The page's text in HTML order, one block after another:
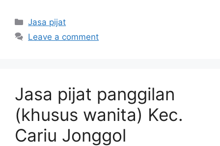
Categories
Jasa pijat
Leave a comment
Jasa pijat panggilan
(khusus wanita) Kec.
Cariu Jonggol